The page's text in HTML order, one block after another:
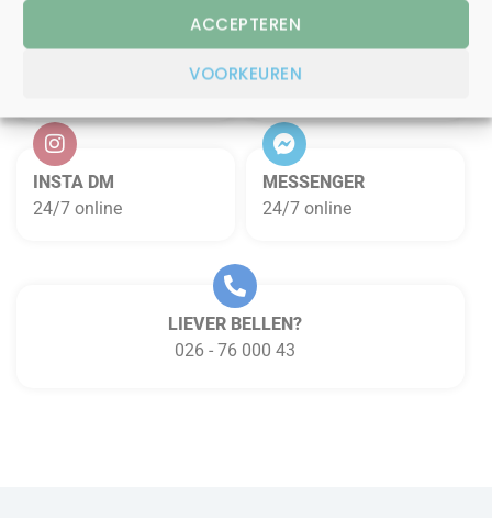
ACCEPTEREN
VOORKEURENWHATSAPP
INSTA DM
24/7 online
MESSENGER
24/7 online
LIEVER BELLEN?
026 - 76 000 43